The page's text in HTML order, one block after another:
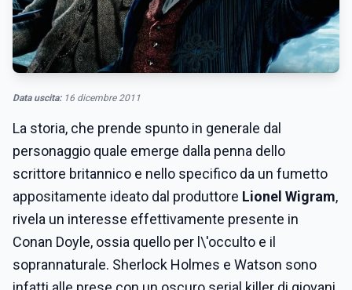
Data uscita:16 dicembre 2011
La storia, che prende spunto in generale dal
personaggio quale emerge dalla penna dello
scrittore britannico e nello specifico da un fumetto
appositamente ideato dal produttore Lionel Wigram,
rivela un interesse effettivamente presente in
Conan Doyle, ossia quello per l\'occulto e il
soprannaturale. Sherlock Holmes e Watson sono